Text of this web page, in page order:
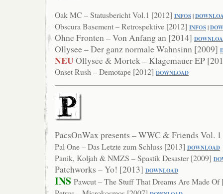
Oak MC – Statusbericht Vol.1 [2012] INFOS|
Obscura Basement – Retrospektive [2012] INFOS|
Ohne Fronten – Von Anfang an [2014] DOWN
Ollysee – Der ganz normale Wahnsinn [2009]
NEUOllysee & Mortek – Klagemauer EP
Onset Rush – Demotape [2012] DOWNLOAD
PacsOnWax presents – WWC & Friends Vol.
Pal One – Das Letzte zum Schluss [2013] DOWNLOAD
Panik, Koljah & NMZS – Spastik Desaster [2009]
Patchworks – Yo! [2013] DOWNLOAD
INS Pawcut – The Stuff That Dreams Are Made Of